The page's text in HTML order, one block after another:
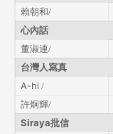
賴朝和/
心內話
董淑連/
台灣人寫真
A-hi /
許炯輝/
Siraya批信